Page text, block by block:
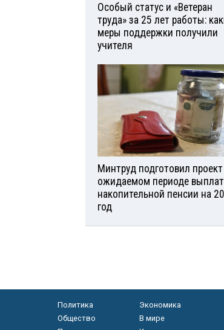
Особый статус и «Ветеран
труда» за 25 лет работы:
меры поддержки получили
учителя
Минтруд подготовил
ожидаемом периоде
накопительной пенсии на
год
Политика
Экономика
Общество
В мире